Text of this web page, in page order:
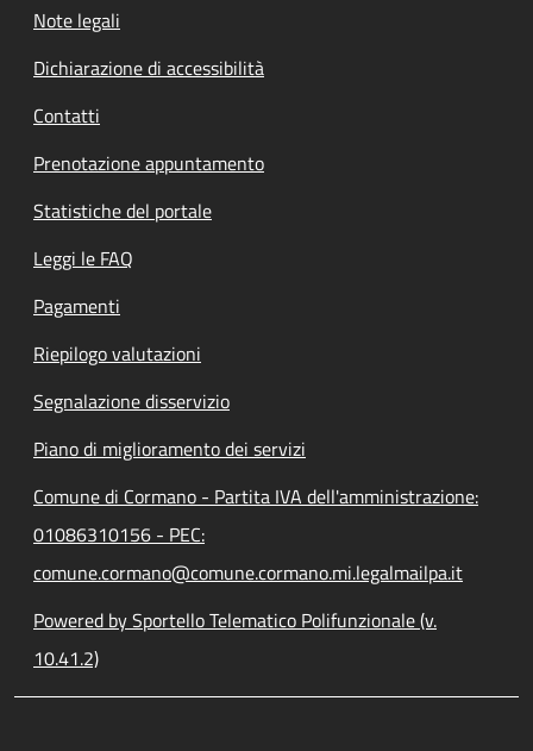
Note legali
Dichiarazione di accessibilità
Contatti
Prenotazione appuntamento
Statistiche del portale
Leggi le FAQ
Pagamenti
Riepilogo valutazioni
Segnalazione disservizio
Piano di miglioramento dei servizi
Comune di Cormano - Partita IVA dell'amministrazione:
01086310156 - PEC:
comune.cormano@comune.cormano.mi.legalmailpa.it
Powered by Sportello Telematico Polifunzionale (v.
10.41.2)